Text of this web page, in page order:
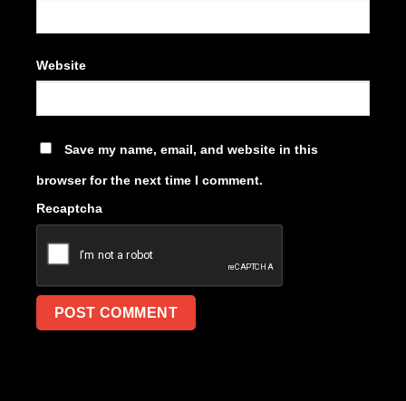
Website
Save my name, email, and website in this
browser for the next time I comment.
Recaptcha